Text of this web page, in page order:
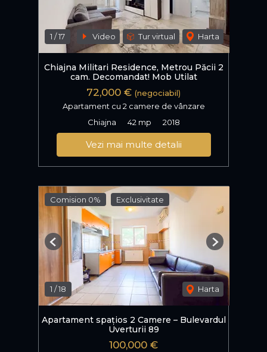
1 /17 Video Tur virtual Harta
Chiajna Militari Residence, Metrou Păcii 2
cam. Decomandat! Mob Utilat
72,000 € (negociabil)
Apartament cu 2 camere de vânzare
Chiajna
42 mp 2018
Vezi mai multe detalii
Comision 0% Exclusivitate
1 /18 Harta
Previous Next
Apartament spațios 2 Camere – Bulevardul
Uverturii 89
100,000 €